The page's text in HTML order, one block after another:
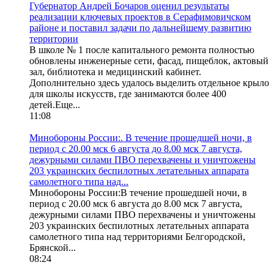
Губернатор Андрей Бочаров оценил результаты
реализации ключевых проектов в Серафимовичском
районе и поставил задачи по дальнейшему развитию
территории
В школе № 1 после капитального ремонта полностью
обновлены инженерные сети, фасад, пищеблок, актовый
зал, библиотека и медицинский кабинет.
Дополнительно здесь удалось выделить отдельное крыло
для школы искусств, где занимаются более 400
детей.Еще...
11:08
Минобороны России:. В течение прошедшей ночи, в
период с 20.00 мск 6 августа до 8.00 мск 7 августа,
дежурными силами ПВО перехвачены и уничтожены
203 украинских беспилотных летательных аппарата
самолетного типа над...
Минобороны России:В течение прошедшей ночи, в
период с 20.00 мск 6 августа до 8.00 мск 7 августа,
дежурными силами ПВО перехвачены и уничтожены
203 украинских беспилотных летательных аппарата
самолетного типа над территориями Белгородской,
Брянской...
08:24